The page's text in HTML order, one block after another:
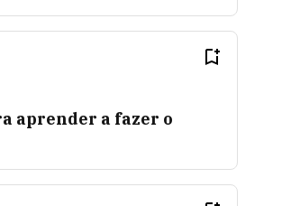
aprender a fazer o